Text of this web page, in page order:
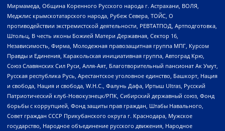
Мирмамеда, Община Коренного Русского народа г. Астрахани, ВОЛЯ,
Меджлис крымскотатарского народа, Рубеж Севера, ТОЙС, О
противодействии экстремистской деятельности, РЕВТАТПОД, Артподготовка,
Штольц, В честь иконы Божией Матери Державная, Сектор 16,
Независимость, Фирма, Молодежная правозащитная группа МПГ, Курсом
Правды и Единения, Каракольская инициативная группа, Автоград Крю,
Союз Славянских Сил Руси, Алля-Аят, Благотворительный пансионат Ак Умут,
Русская республика Русь, Арестантское уголовное единство, Башкорт, Нация
и свобода, Нация и свобода, W.H.С., Фалунь Дафа, Иртыш Ultras, Русский
Патриотический клуб-Новокузнецк/РПК, Сибирский державный союз, Фонд
борьбы с коррупцией, Фонд защиты прав граждан, Штабы Навального,
Совет граждан СССР Прикубанского округа г. Краснодара, Мужское
государство, Народное объединение русского движения, Народное